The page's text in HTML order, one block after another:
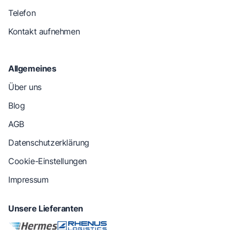
Telefon
Kontakt aufnehmen
Allgemeines
Über uns
Blog
AGB
Datenschutzerklärung
Cookie-Einstellungen
Impressum
Unsere Lieferanten